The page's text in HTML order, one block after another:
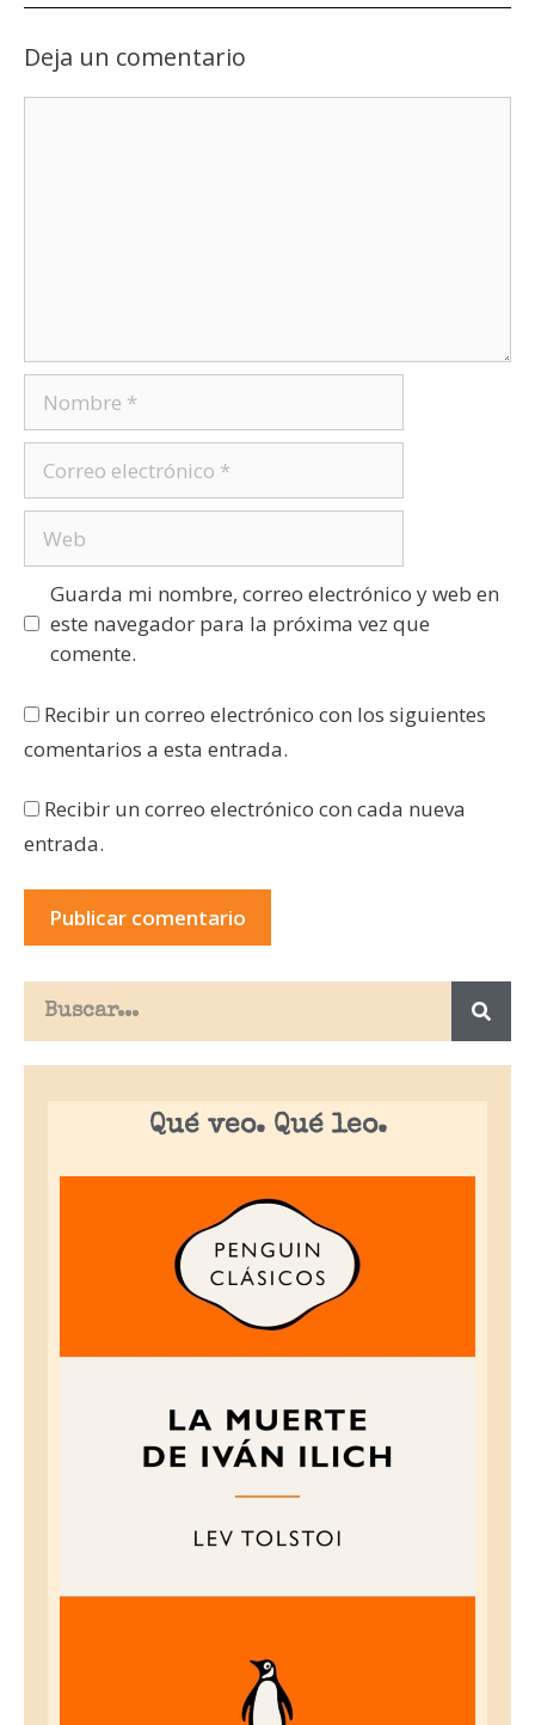
Deja un comentario
Guarda mi nombre, correo electrónico y web en
este navegador para la próxima vez que
comente.
Recibir un correo electrónico con los siguientes
comentarios a esta entrada.
Recibir un correo electrónico con cada nueva
entrada.
Qué veo. Qué leo.